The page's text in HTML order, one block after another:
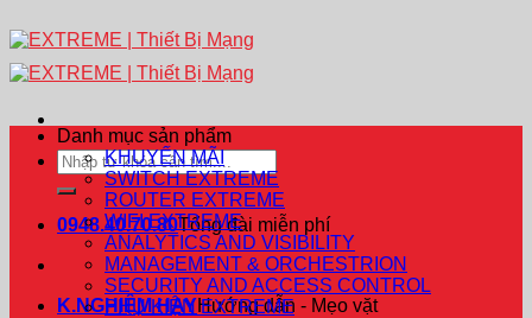
Tìm
kiếm:
0948.40.70.80Tổng đài miễn phí
K.NGHIỆM HAYHướng dẫn - Mẹo vặt
Danh mục sản phẩm
KHUYẾN MÃI
SWITCH EXTREME
ROUTER EXTREME
WIFI EXTREME
ANALYTICS AND VISIBILITY
MANAGEMENT & ORCHESTRION
SECURITY AND ACCESS CONTROL
PHỤ KIỆN EXTREME